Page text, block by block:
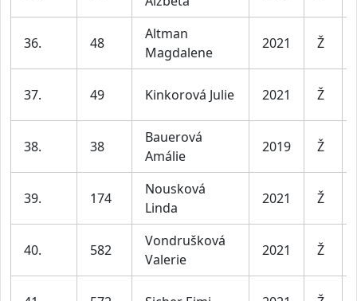
36. 48
Altman
Magdalene
2021 Ž
37. 49 Kinkorová Julie 2021 Ž
38. 38
Bauerová
Amálie
2019 Ž
39. 174
Nousková
Linda
2021 Ž
40. 582
Vondrušková
Valerie
2021 Ž